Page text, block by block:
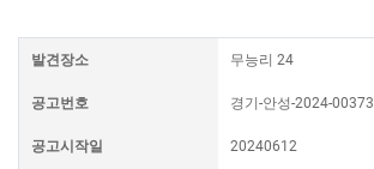
발견장소 무능리 24
공고번호 경기-안성-2024-00373
공고시작일 20240612